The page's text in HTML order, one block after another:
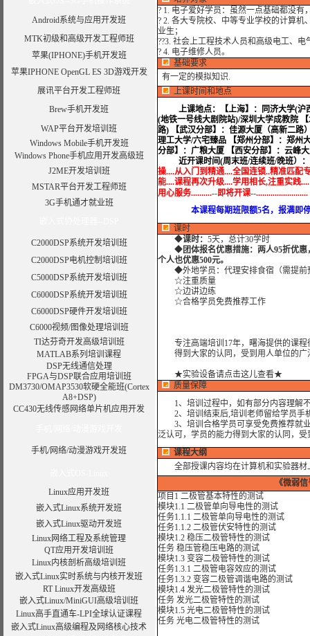
Android系统与应用开发班
MTK初级和高级开发工程师班
苹果(IPHONE)手机开发班
苹果IPHONE OpenGL ES 3D游戏开发
展讯平台开发工程师班
Brew手机开发班
WAP平台开发培训班
Windows Mobile手机开发班
Windows Phone手机应用开发高级班
J2ME开发培训班
MSTAR平台开发工程师班
3G手机通才就业班
C2000DSP系统开发培训班
C2000DSP电机控制培训班
C5000DSP系统开发培训班
C6000DSP系统开发培训班
C6000DSP硬件开发培训班
C6000视频/图像处理培训班
TI达芬奇开发高级培训班
MATLAB系列培训课程
DSP无线通信处理
FPGA与DSP联合应用培训班
DM3730/OMAP3530软硬全能班(Cortex
A8+DSP)
CC430无线传感网络单片机应用开发
手机/网络/动漫游戏开发班
Linux应用开发班
嵌入式Linux系统开发班
嵌入式Linux驱动开发班
Linux网络工程及系统管理
QT应用开发培训班
Linux内核剖析高级培训班
嵌入式Linux实时系统与内核开发班
RT Linux开发高级班
嵌入式Linux/MiniGUI高级培训班
Linux高手直通车-LPI全球认证课程
嵌入式Linux高级编程及网络核心技术
? 1. 电子爱好学员：虽然一点基础都没有
? 2. 各大专院校、中等专业学校的计算
业生；
??3. 社会上工程技术人员和高级电工、
? 4. 电子维修人员。
基础要求
有一定的模拟知识.
上课时间和地点
上课地点：
【上海】：同济大学(
(地铁一号线大剧院站)/深圳大学成教院
路) 【武汉分部】：佳源大厦（高新二路
理工大学/六宅臻品 【郑州分部】：郑州
分部】：广粮大厦 【西安分部】：云峰
近开课时间(周末班/连续班/晚班）：
操....从入门到精通....全国连锁..精准匹配
能....课程再次升级....学用相长,注重实践
用心服务..........--即将开课--.........................
本课程每期班限额5名，报满即停
课时
◆课时： 5天，总计30学时
◆团体报名优惠措施：两人95折优
个人也优惠500元。
◆外地学员：代理安排食宿（需提前
☆注重质量
☆边讲边练
☆合格学员免费推荐工作
专注高端培训17年，曙海提供的课程
得到大家的认同，受到用人单位的广
★实验设备请点击这儿查看★
质量保障
1、培训过程中，如有部分内容理解
2、培训结束后,培训老师留给学员手
3、培训合格学员可享受免费推荐就业
泛认可，学员的能力得到大家的认同，
课程大纲
全部授课内容均在计算机和实验器材
《微弱
项目1 二极管基本特性的测试
模块1.1 二极管单向导电性的测试
任务1.1.1 二极管单向导电性的测试
任务1.1.2 二极管伏安特性的测试
模块1.2 稳压二极管特性的测试
任务 稳压管稳压电路的测试
模块1.3 变容二极管特性的测试
任务1.3.1 二极管电容效应的测试
任务1.3.2 变容二极管调谐电路的测试
模块1.4 发光二极管特性的测试
任务 发光二极管特性的测试
模块1.5 光电二极管特性的测试
任务 光电二极管特性的测试